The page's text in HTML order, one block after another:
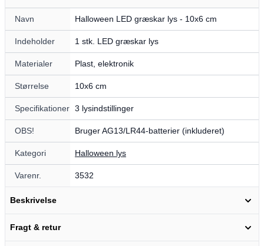
Navn Halloween LED græskar lys - 10x6 cm
Indeholder 1 stk. LED græskar lys
Materialer Plast, elektronik
Størrelse 10x6 cm
Specifikationer 3 lysindstillinger
OBS! Bruger AG13/LR44-batterier (inkluderet)
Kategori Halloween lys
Varenr. 3532
Beskrivelse
Fragt & retur